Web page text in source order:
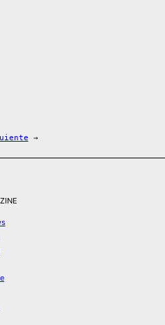
→